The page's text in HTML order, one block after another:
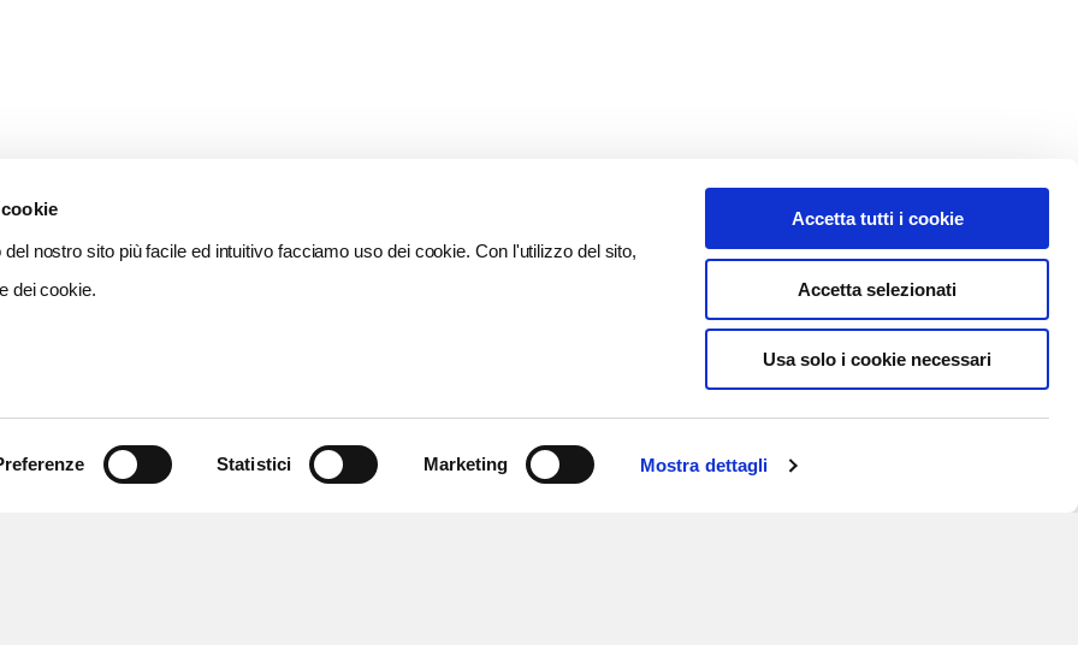
del nostro sito più facile ed intuitivo facciamo uso dei cookie. Con l'utilizzo del sito,
dei cookie.
Statistici Marketing Mostra dettagli
Accetta tutti i cookie
Accetta selezionati
Usa solo i cookie necessari